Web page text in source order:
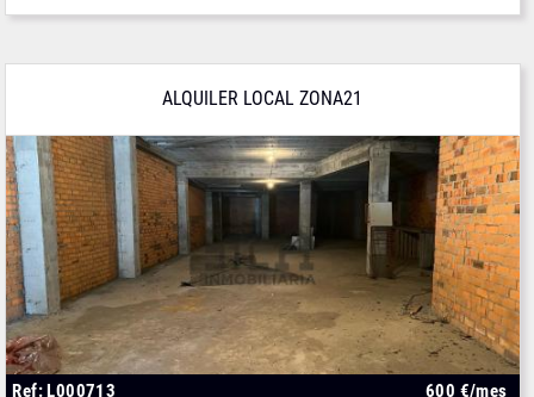
ALQUILER LOCAL ZONA21
Ref: L000713 600 €/mes